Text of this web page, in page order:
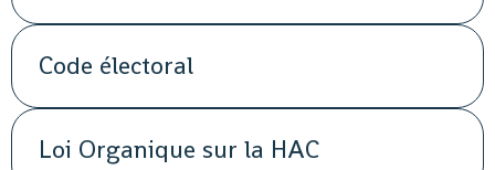
Code électoral
Loi Organique sur la HAC